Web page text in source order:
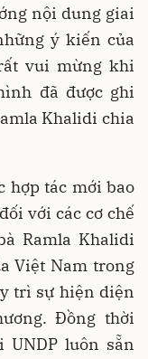
nội dung giai
ý kiến của
vui mừng khi
đã được ghi
Khalidi chia
hợp tác mới bao
với các cơ chế
Ramla Khalidi
Việt Nam trong
trì sự hiện diện
Đồng thời
luôn sẵn